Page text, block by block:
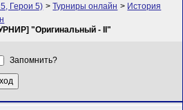
Герои 5) >Турниры онлайн > История
"Оригинальный - II"
Запомнить?